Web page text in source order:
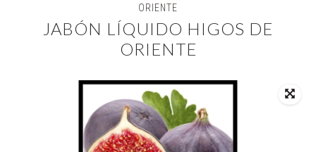
ORIENTE
JABÓN LÍQUIDO HIGOS DE
ORIENTE